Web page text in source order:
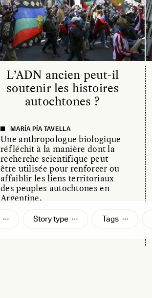
L’ADN ancien peut-il
soutenir les histoires
autochtones ?
MARÍA PÍA TAVELLA
Une anthropologue biologique
réfléchit à la manière dont la
recherche scientifique peut
être utilisée pour renforcer ou
affaiblir les liens territoriaux
des peuples autochtones en
Argentine.
Story type Tags